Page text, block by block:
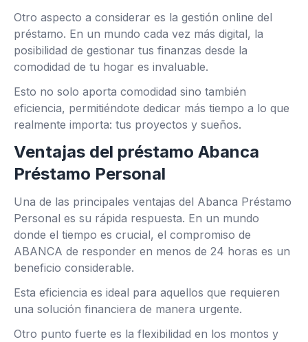
Otro aspecto a considerar es la gestión online del
préstamo. En un mundo cada vez más digital, la
posibilidad de gestionar tus finanzas desde la
comodidad de tu hogar es invaluable.
Esto no solo aporta comodidad sino también
eficiencia, permitiéndote dedicar más tiempo a lo que
realmente importa: tus proyectos y sueños.
Ventajas del préstamo Abanca
Préstamo Personal
Una de las principales ventajas del Abanca Préstamo
Personal es su rápida respuesta. En un mundo
donde el tiempo es crucial, el compromiso de
ABANCA de responder en menos de 24 horas es un
beneficio considerable.
Esta eficiencia es ideal para aquellos que requieren
una solución financiera de manera urgente.
Otro punto fuerte es la flexibilidad en los montos y